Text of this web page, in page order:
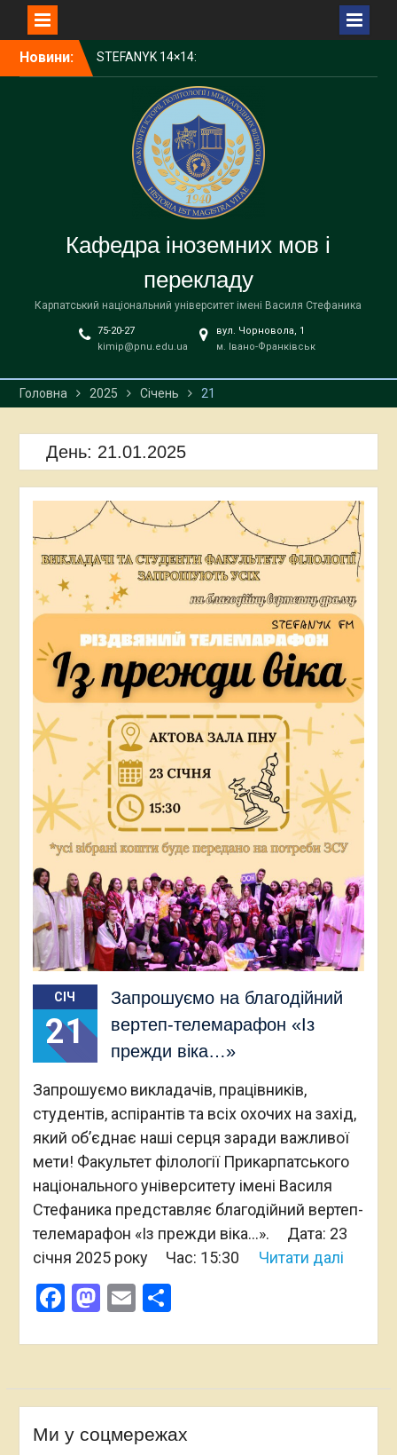
Новини:
STEFANYK 14×14:
Науковий пікнік Open Day
КНУВС — серед лідерів
України за науковим
впливом у CWTS Leiden
Ranking Open Edition 2025
1000 доларів для
студентів КНУВС:
стартував конкурс від
Досліджень
Запрошуємо на
відзначення Дня
університету!
Кафедра іноземних мов і
перекладу
Карпатський національний університет імені Василя Стефаника
75-20-27
kimip@pnu.edu.ua
вул. Чорновола, 1
м. Івано-Франківськ
Головна 2025 Січень 21
День: 21.01.2025
СІЧ
21
Запрошуємо на благодійний
вертеп-телемарафон «Із
прежди віка…»
Запрошуємо викладачів, працівників,
студентів, аспірантів та всіх охочих на захід,
який об’єднає наші серця заради важливої
мети! Факультет філології Прикарпатського
національного університету імені Василя
Стефаника представляє благодійний вертеп-
телемарафон «Із прежди віка…». Дата: 23
січня 2025 року Час: 15:30
Читати далі
Facebook
Mastodon
EmailПоділитися
Ми у соцмережах